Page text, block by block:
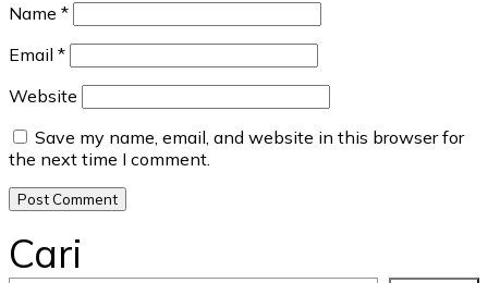
Name *
Email *
Website
Save my name, email, and website in this browser for
the next time I comment.
Cari